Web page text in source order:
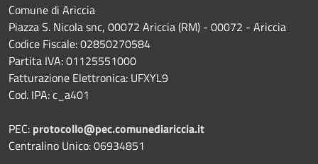
Comune di Ariccia
Piazza S. Nicola snc, 00072 Ariccia (RM) - 00072 - Ariccia
Codice Fiscale: 02850270584
Partita IVA: 01125551000
Fatturazione Elettronica: UFXYL9
Cod. IPA: c_a401
PEC: protocollo@pec.comunediariccia.it
Centralino Unico: 06934851